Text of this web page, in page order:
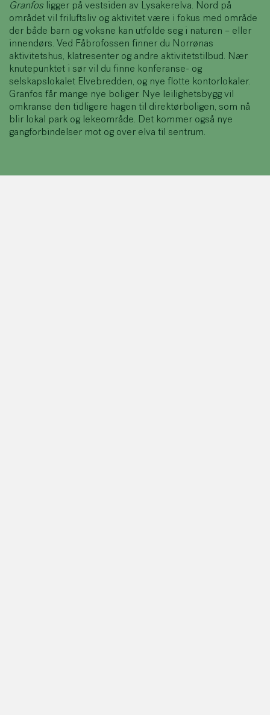
Granfos ligger på vestsiden av Lysakerelva. Nord på
området vil friluftsliv og aktivitet være i fokus med område
der både barn og voksne kan utfolde seg i naturen – eller
innendørs. Ved Fåbrofossen finner du Norrønas
aktivitetshus, klatresenter og andre aktivitetstilbud. Nær
knutepunktet i sør vil du finne konferanse- og
selskapslokalet Elvebredden, og nye flotte kontorlokaler.
Granfos får mange nye boliger. Nye leilighetsbygg vil
omkranse den tidligere hagen til direktørboligen, som nå
blir lokal park og lekeområde. Det kommer også nye
gangforbindelser mot og over elva til sentrum.